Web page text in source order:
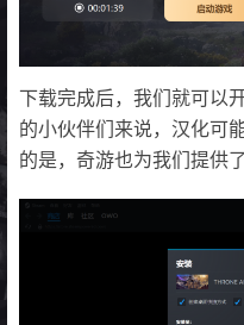
下载完成后，我们就可以
的小伙伴们来说，汉化可
的是，奇游也为我们提供